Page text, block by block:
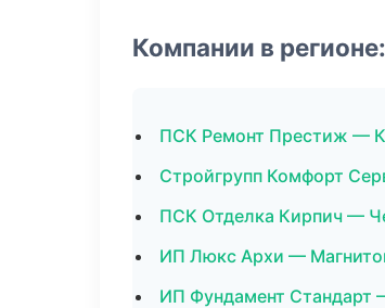
Компании в
ПСК Ремонт Престиж —
Стройгрупп Комфорт
ПСК Отделка Кирпич —
ИП Люкс Архи —
ИП Фундамент Стандарт